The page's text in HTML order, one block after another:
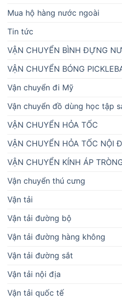
Mua hộ hàng nước ngoài
Tin tức
VẬN CHUYỂN BÌNH ĐỰNG
VẬN CHUYỂN BÓNG
Vận chuyển đi Mỹ
Vận chuyển đồ dùng học tập
VẬN CHUYỂN HỎA TỐC
VẬN CHUYỂN HỎA TỐC NỘI
VẬN CHUYỂN KÍNH ÁP
Vận chuyển thú cưng
Vận tải
Vận tải đường bộ
Vận tải đường hàng không
Vận tải đường sắt
Vận tải nội địa
Vận tải quốc tế